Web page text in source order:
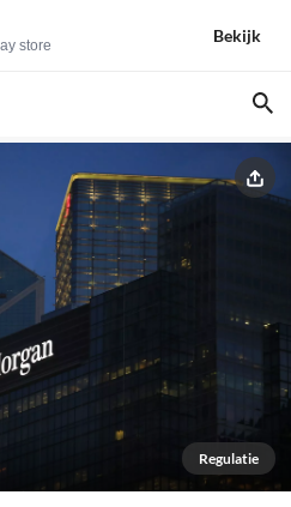
store
Bekijk
Regulatie